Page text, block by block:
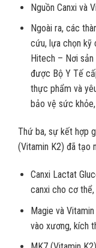
Nguồn Canxi và
Ngoài ra, các
cứu, lựa chọn kỹ
Hitech – Nơi
được Bộ Y Tế
thực phẩm và
bảo vệ sức
Thứ ba, sự kết hợp
(Vitamin K2) đã tạo
Canxi Lactat
canxi cho cơ
Magie và
vào xương, kích